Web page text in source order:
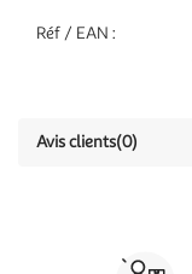
Réf / EAN :
Avis clients(0)